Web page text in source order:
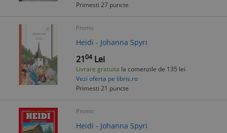
Primesti 27 puncte
Promo
Heidi - Johanna Spyri
2104 Lei
Livrare gratuita la comenzile de 135 lei
Vezi oferta pe libris.ro
Primesti 21 puncte
Promo
Heidi - Johanna Spyri